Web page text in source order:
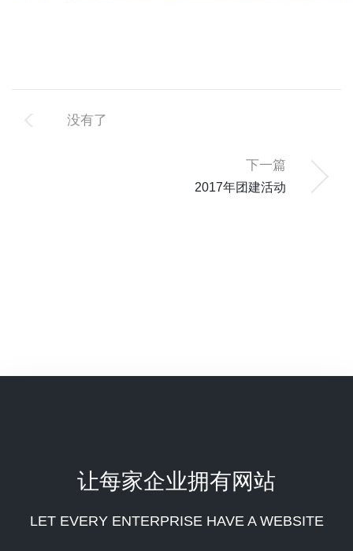
没有了
下一篇
2017年团建活动
让每家企业拥有网站
LET EVERY ENTERPRISE HAVE A WEBSITE